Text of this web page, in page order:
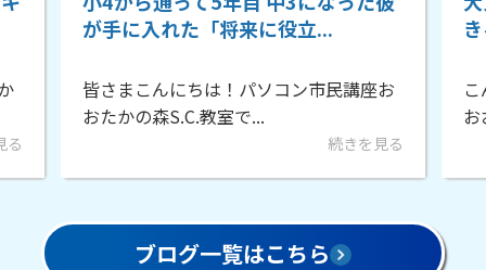
る
が手に入れた「将来に役立...
皆さまこんにちは！パソコン市民講座お
おたかの森S.C.教室で...
続きを見る
お
ブログ一覧はこちら